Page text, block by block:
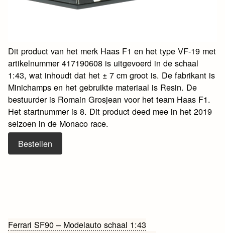
Dit product van het merk Haas F1 en het type VF-19 met
artikelnummer 417190608 is uitgevoerd in de schaal
1:43, wat inhoudt dat het ± 7 cm groot is. De fabrikant is
Minichamps en het gebruikte materiaal is Resin. De
bestuurder is Romain Grosjean voor het team Haas F1.
Het startnummer is 8. Dit product deed mee in het 2019
seizoen in de Monaco race.
Bestellen
Bericht
Ferrari SF90 – Modelauto schaal 1:43